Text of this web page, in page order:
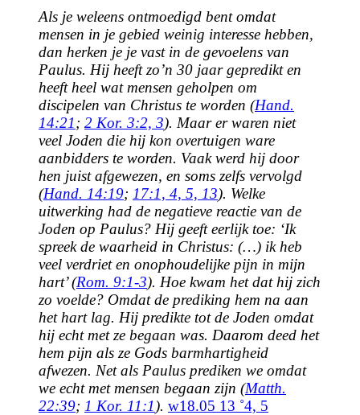
Als je weleens ontmoedigd bent omdat
mensen in je gebied weinig interesse hebben,
dan herken je je vast in de gevoelens van
Paulus. Hij heeft zo’n 30 jaar gepredikt en
heeft heel wat mensen geholpen om
discipelen van Christus te worden (Hand.
14:21; 2 Kor. 3:2, 3). Maar er waren niet
veel Joden die hij kon overtuigen ware
aanbidders te worden. Vaak werd hij door
hen juist afgewezen, en soms zelfs vervolgd
(Hand. 14:19; 17:1, 4, 5, 13). Welke
uitwerking had de negatieve reactie van de
Joden op Paulus? Hij geeft eerlijk toe: ‘Ik
spreek de waarheid in Christus: (…) ik heb
veel verdriet en onophoudelijke pijn in mijn
hart’ (Rom. 9:1-3). Hoe kwam het dat hij zich
zo voelde? Omdat de prediking hem na aan
het hart lag. Hij predikte tot de Joden omdat
hij echt met ze begaan was. Daarom deed het
hem pijn als ze Gods barmhartigheid
afwezen. Net als Paulus prediken we omdat
we echt met mensen begaan zijn (Matth.
22:39; 1 Kor. 11:1 ). w18.05 13 ˚4, 5